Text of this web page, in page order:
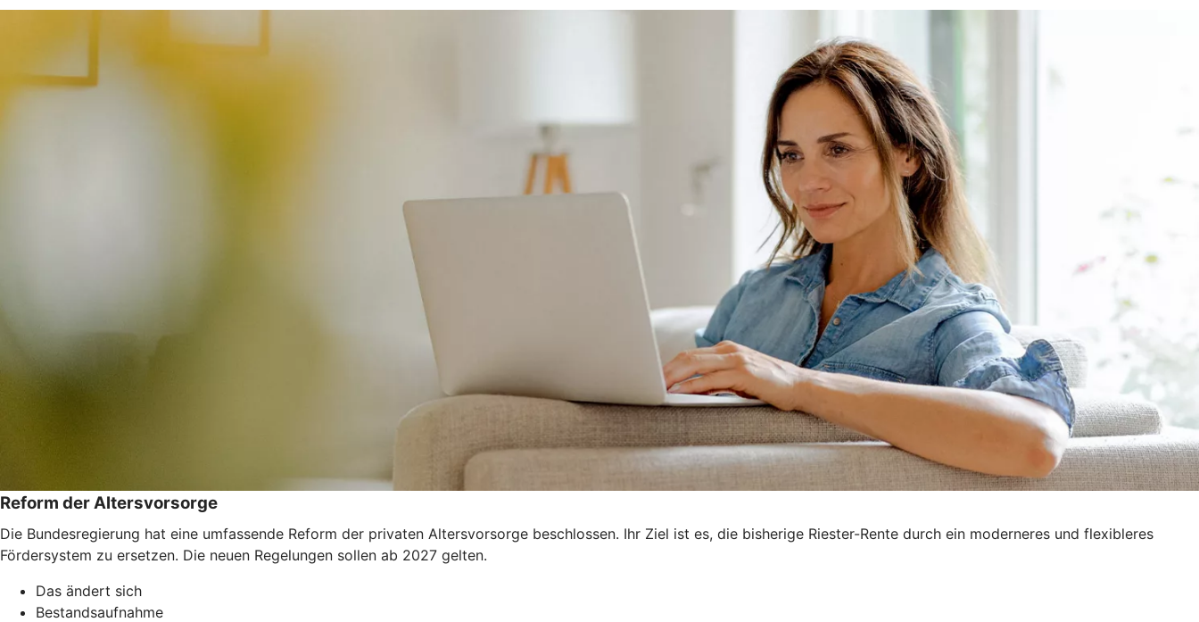
Reform der Altersvorsorge
Die Bundesregierung hat eine umfassende Reform der privaten Altersvorsorge beschlossen. Ihr Ziel ist es, die bisherige Riester-Rente durch ein moderneres und flexibleres
Fördersystem zu ersetzen. Die neuen Regelungen sollen ab 2027 gelten.
Das ändert sich
Bestandsaufnahme